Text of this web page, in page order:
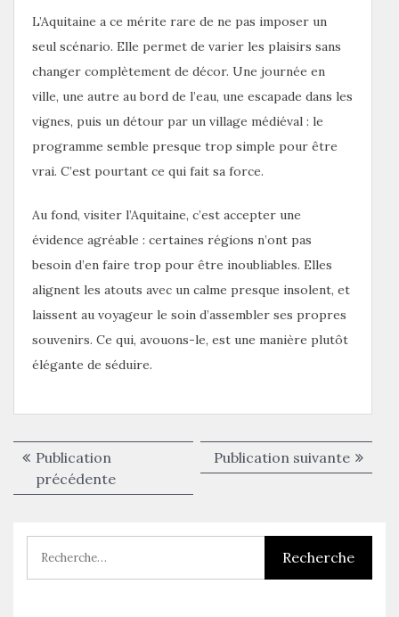
L’Aquitaine a ce mérite rare de ne pas imposer un
seul scénario. Elle permet de varier les plaisirs sans
changer complètement de décor. Une journée en
ville, une autre au bord de l’eau, une escapade dans les
vignes, puis un détour par un village médiéval : le
programme semble presque trop simple pour être
vrai. C’est pourtant ce qui fait sa force.
Au fond, visiter l’Aquitaine, c’est accepter une
évidence agréable : certaines régions n’ont pas
besoin d’en faire trop pour être inoubliables. Elles
alignent les atouts avec un calme presque insolent, et
laissent au voyageur le soin d’assembler ses propres
souvenirs. Ce qui, avouons-le, est une manière plutôt
élégante de séduire.
Navigation
de
Publication
précédentePublication
précédente :
Publication suivante